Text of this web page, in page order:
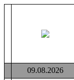
09.08.2026